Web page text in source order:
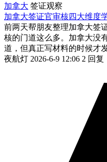
加拿大 签证观察
加拿大签证官审核四大维度
前两天帮朋友整理加拿大签
核的门道这么多。加拿大没
道，但真正写材料的时候才
夜航灯 2026-6-9 12:06 2 回复